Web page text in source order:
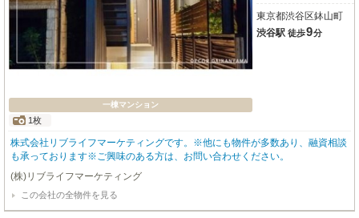
一棟マンション
1枚
東京都渋谷区鉢山町
渋谷駅 徒歩9分
株式会社リブライフマーケティングです。※他にも物件が多数あり、融資相談
も承っております※ご興味のある方は、お問い合わせください。
(株)リブライフマーケティング
この会社の全物件を見る